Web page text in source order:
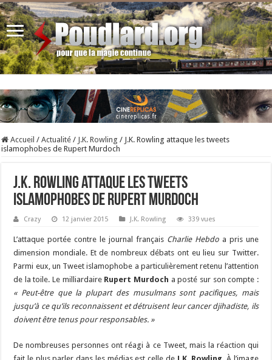
Accueil / Actualité / J.K. Rowling / J.K. Rowling attaque les tweets
islamophobes de Rupert Murdoch
J.K. Rowling attaque les tweets
islamophobes de Rupert Murdoch
Crazy 12 janvier 2015 J.K. Rowling 339 vues
L’attaque portée contre le journal français Charlie Hebdoa pris une
dimension mondiale. Et de nombreux débats ont eu lieu sur Twitter.
Parmi eux, un Tweet islamophobe a particulièrement retenu l’attention
de la toile. Le milliardaire Rupert Murdoch a posté sur son compte :
« Peut-être que la plupart des musulmans sont pacifiques, mais
jusqu’à ce qu’ils reconnaissent et détruisent leur cancer djihadiste, ils
doivent être tenus pour responsables. »
De nombreuses personnes ont réagi à ce Tweet, mais la réaction qui